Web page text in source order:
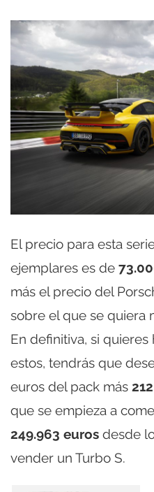
El precio para esta
ejemplares es de
más el precio del
sobre el que se quiera
En definitiva, si
estos, tendrás que
euros del pack más
que se empieza a
249.963 euros desde
vender un Turbo S.